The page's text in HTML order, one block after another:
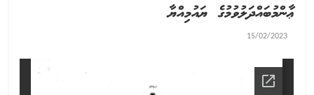
ޢާންމުބައްދަލުވުމުގެ ޔައުމިއްޔާ
15/02/2023